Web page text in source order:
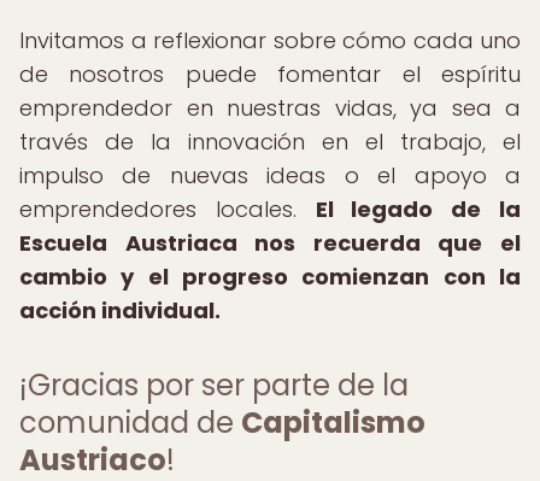
Invitamos a reflexionar sobre cómo cada uno
de nosotros puede fomentar el espíritu
emprendedor en nuestras vidas, ya sea a
través de la innovación en el trabajo, el
impulso de nuevas ideas o el apoyo a
emprendedores locales. El legado de la
Escuela Austriaca nos recuerda que el
cambio y el progreso comienzan con la
acción individual.
¡Gracias por ser parte de la
comunidad de Capitalismo
Austriaco!